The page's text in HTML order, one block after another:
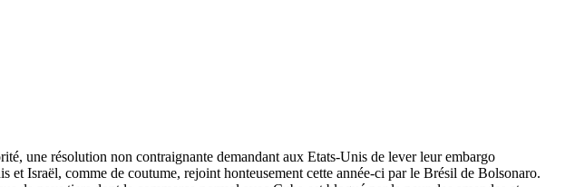
une résolution non contraignante demandant aux Etats-Unis de lever leur embargo
Israël, comme de coutume, rejoint honteusement cette année-ci par le Brésil de Bolsonaro.